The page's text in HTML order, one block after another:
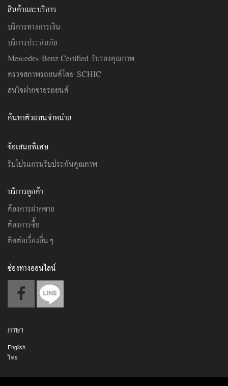
สินค้าและบริการ
บริการทางการเงิน
บริการประกันภัย
Mercedes-Benz Certified รับรองคุณภาพ
ตรวจสภาพรถยนต์โดย SCHIC
สนใจฝากขายรถยนต์
ค้นหาตัวแทนจำหน่าย
ข้อเสนอพิเศษ
รับโปรแกรมรับประกันคุณภาพ
บริการลูกค้า
ต้องการฝากขาย
ต้องการซื้อ
ติดต่อเรื่องอื่นๆ
ช่องทางออนไลน์
ภาษา
English
ไทย